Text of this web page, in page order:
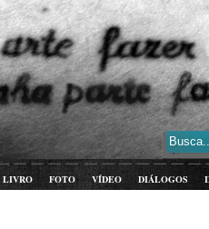
LIVRO FOTO VÍDEO DIÁLOGOS